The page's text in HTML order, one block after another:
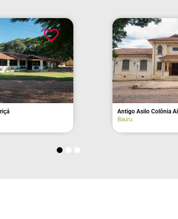
Antigo Asilo Colônia Aimorés (fachada)